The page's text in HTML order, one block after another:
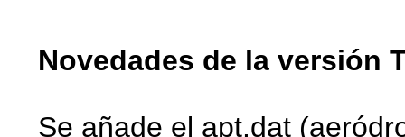
Novedades de la versión
Se añade el apt.dat